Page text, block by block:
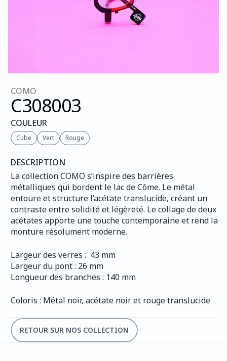
COMO
C308003
COULEUR
Cube Vert Rouge
DESCRIPTION
La collection COMO s’inspire des barrières
métalliques qui bordent le lac de Côme. Le métal
entoure et structure l’acétate translucide, créant un
contraste entre solidité et légèreté. Le collage de deux
acétates apporte une touche contemporaine et rend la
monture résolument moderne.
Largeur des verres :  43 mm
Largeur du pont : 26 mm
Longueur des branches : 140 mm
Coloris : Métal noir, acétate noir et rouge translucide
RETOUR SUR NOS COLLECTION